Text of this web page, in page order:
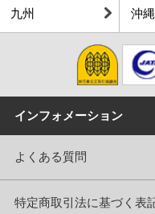
九州 沖縄
インフォメーション
よくある質問
特定商取引法に基づく表